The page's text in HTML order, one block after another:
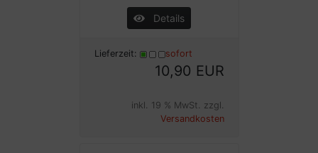
Details
Lieferzeit: sofort
10,90 EUR
inkl. 19 % MwSt. zzgl.
Versandkosten